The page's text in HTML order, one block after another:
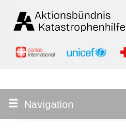
Navigation